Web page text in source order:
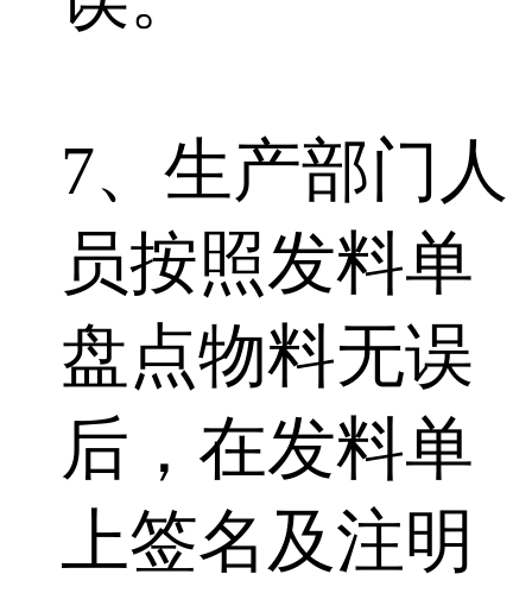
7、生产部门人
员按照发料单
盘点物料无误
后，在发料单
上签名及注明